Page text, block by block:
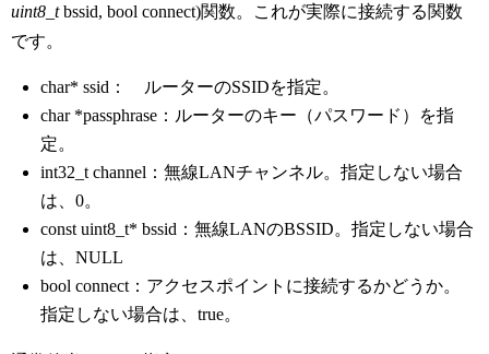
uint8_tbssid, bool connect)関数。これが実際に接続する関数
です。
char* ssid： ルーターのSSIDを指定。
char *passphrase：ルーターのキー（パスワード）を指
定。
int32_t channel：無線LANチャンネル。指定しない場合
は、0。
const uint8_t* bssid：無線LANのBSSID。指定しない場合
は、NULL
bool connect：アクセスポイントに接続するかどうか。
指定しない場合は、true。